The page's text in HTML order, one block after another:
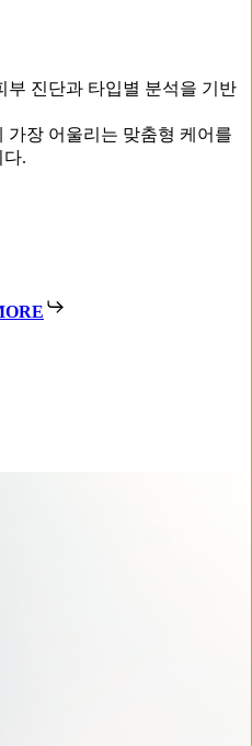
부 진단과 타입별 분석을 기반
가장 어울리는 맞춤형 케어를
다.